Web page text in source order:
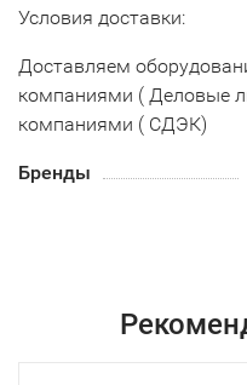
Условия доставки:
Доставляем
компаниями ( Деловые
компаниями ( СДЭК)
Бренды